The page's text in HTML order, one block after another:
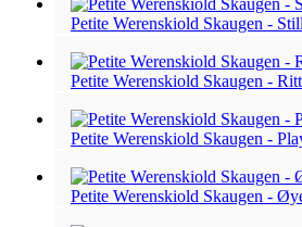
Petite Werenskiold Skaugen -
Petite Werenskiold Skaugen - Ritt
Petite Werenskiold Skaugen -
Petite Werenskiold Skaugen -